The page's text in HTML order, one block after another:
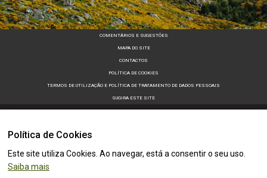
Política de Cookies
Este site utiliza Cookies. Ao navegar, está a consentir o seu uso.
Saiba mais
COMENTÁRIOS E SUGESTÕES
MAPA DO SITE
CONTACTOS
POLÍTICA DE COOKIES
TERMOS DE UTILIZAÇÃO E POLÍTICA DE TRATAMENTO DE DADOS PESSOAIS
SUGIRA ESTE SITE